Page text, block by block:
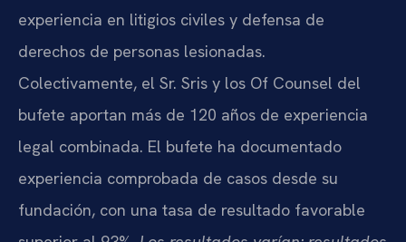
experiencia en litigios civiles y defensa de
derechos de personas lesionadas.
Colectivamente, el Sr. Sris y los Of Counsel del
bufete aportan más de 120 años de experiencia
legal combinada. El bufete ha documentado
experiencia comprobada de casos desde su
fundación, con una tasa de resultado favorable